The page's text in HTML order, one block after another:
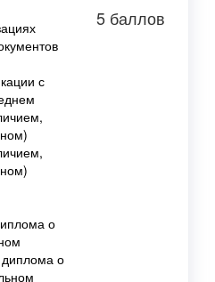
с
о
диплома о
5 баллов